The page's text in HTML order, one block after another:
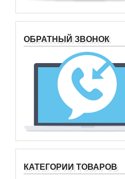
ОБРАТНЫЙ ЗВОНОК
КАТЕГОРИИ ТОВАРОВ